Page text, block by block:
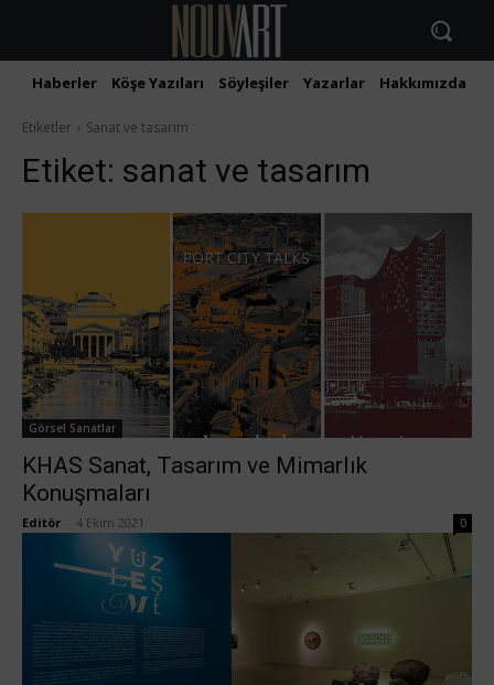
Haberler Köşe Yazıları Söyleşiler Yazarlar Hakkımızda
Etiketler Sanat ve tasarım
Etiket: sanat ve tasarım
Görsel Sanatlar
KHAS Sanat, Tasarım ve Mimarlık
Konuşmaları
Editör 4 Ekim 2021 0